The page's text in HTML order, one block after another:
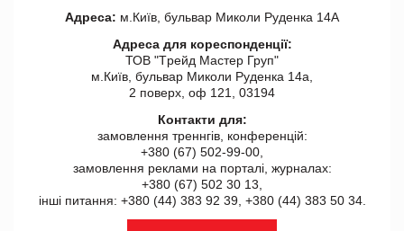
Адреса: м.Київ, бульвар Миколи Руденка 14А
Адреса для кореспонденції:
ТОВ "Tрейд Мастер Груп"
м.Київ, бульвар Миколи Руденка 14а,
2 поверх, оф 121, 03194
Контакти для:
замовлення треннгів, конференцій:
+380 (67) 502-99-00,
замовлення реклами на порталі, журналах:
+380 (67) 502 30 13,
інші питання: +380 (44) 383 92 39, +380 (44) 383 50 34.